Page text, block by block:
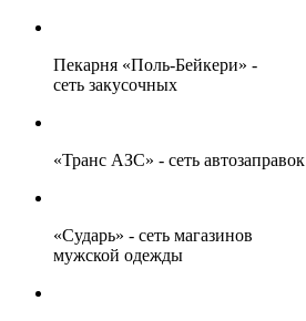
Пекарня «Поль-Бейкери» -
сеть закусочных
«Транс АЗС» - сеть автозаправок
«Сударь» - сеть магазинов
мужской одежды